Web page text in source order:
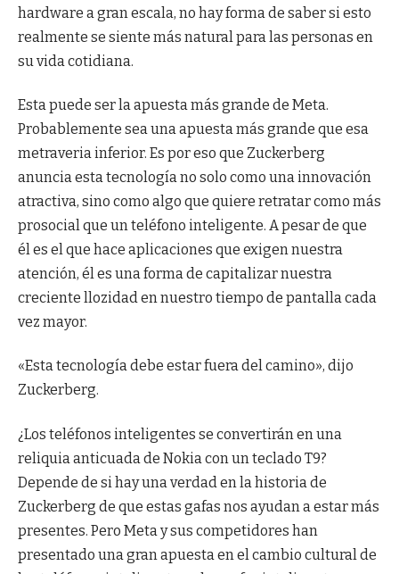
hardware a gran escala, no hay forma de saber si esto
realmente se siente más natural para las personas en
su vida cotidiana.
Esta puede ser la apuesta más grande de Meta.
Probablemente sea una apuesta más grande que esa
metraveria inferior. Es por eso que Zuckerberg
anuncia esta tecnología no solo como una innovación
atractiva, sino como algo que quiere retratar como más
prosocial que un teléfono inteligente. A pesar de que
él es el que hace aplicaciones que exigen nuestra
atención, él es una forma de capitalizar nuestra
creciente llozidad en nuestro tiempo de pantalla cada
vez mayor.
«Esta tecnología debe estar fuera del camino», dijo
Zuckerberg.
¿Los teléfonos inteligentes se convertirán en una
reliquia anticuada de Nokia con un teclado T9?
Depende de si hay una verdad en la historia de
Zuckerberg de que estas gafas nos ayudan a estar más
presentes. Pero Meta y sus competidores han
presentado una gran apuesta en el cambio cultural de